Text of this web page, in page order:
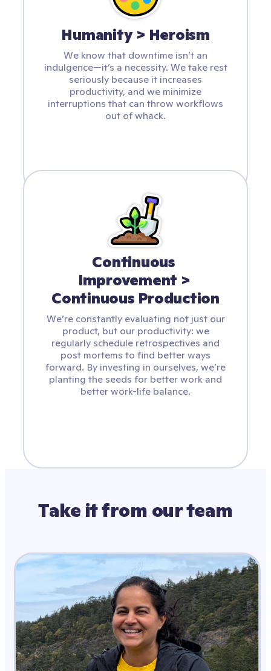
Humanity > Heroism
We know that downtime isn’t an
indulgence—it’s a necessity. We take rest
seriously because it increases
productivity, and we minimize
interruptions that can throw workflows
out of whack.
Continuous
Improvement >
Continuous Production
We’re constantly evaluating not just our
product, but our productivity: we
regularly schedule retrospectives and
post mortems to find better ways
forward. By investing in ourselves, we’re
planting the seeds for better work and
better work-life balance.
Take it from our team